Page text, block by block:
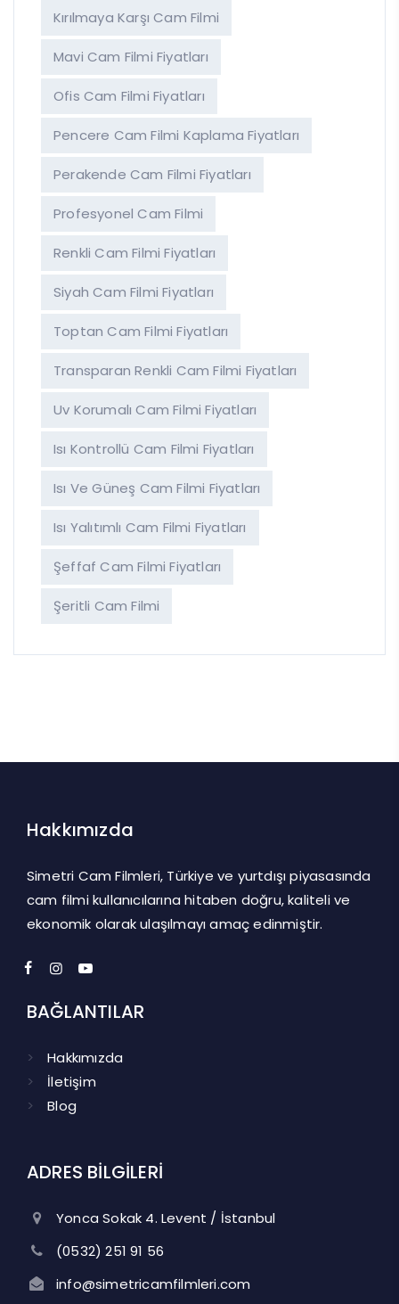
Kırılmaya Karşı Cam Filmi
Mavi Cam Filmi Fiyatları
Ofis Cam Filmi Fiyatları
Pencere Cam Filmi Kaplama Fiyatları
Perakende Cam Filmi Fiyatları
Profesyonel Cam Filmi
Renkli Cam Filmi Fiyatları
Siyah Cam Filmi Fiyatları
Toptan Cam Filmi Fiyatları
Transparan Renkli Cam Filmi Fiyatları
Uv Korumalı Cam Filmi Fiyatları
Isı Kontrollü Cam Filmi Fiyatları
Isı Ve Güneş Cam Filmi Fiyatları
Isı Yalıtımlı Cam Filmi Fiyatları
Şeffaf Cam Filmi Fiyatları
Şeritli Cam Filmi
Hakkımızda
Simetri Cam Filmleri, Türkiye ve yurtdışı piyasasında
cam filmi kullanıcılarına hitaben doğru, kaliteli ve
ekonomik olarak ulaşılmayı amaç edinmiştir.
BAĞLANTILAR
Hakkımızda
İletişim
Blog
ADRES BİLGİLERİ
Yonca Sokak 4. Levent / İstanbul
(0532) 251 91 56
info@simetricamfilmleri.com